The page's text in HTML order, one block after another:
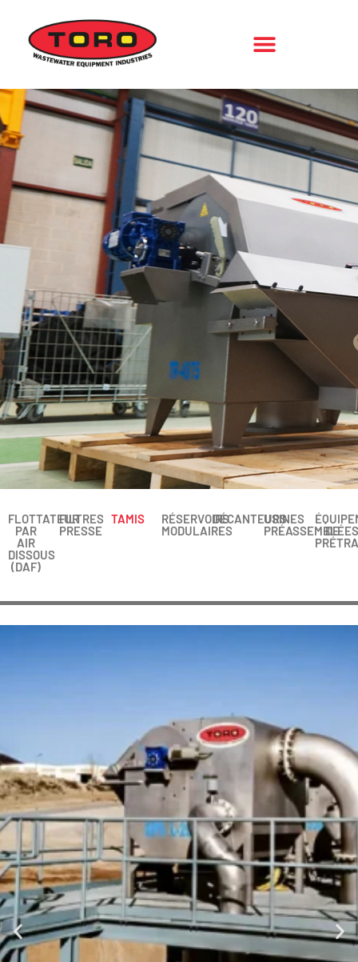
FLOTTATEUR
PAR
AIR
DISSOUS
(DAF)
FILTRES
PRESSE
TAMIS
RÉSERVOIRS
MODULAIRES
DÉCANTEURS
USINES
PRÉASSEMBLÉES
DE